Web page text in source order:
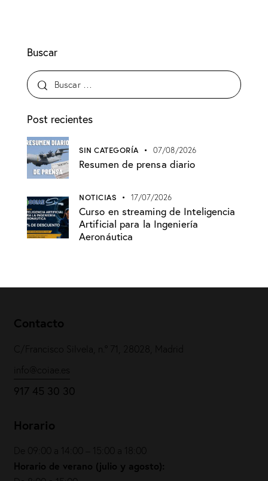
Buscar
Post recientes
SIN CATEGORÍA 07/08/2026
Resumen de prensa diario
NOTICIAS 17/07/2026
Curso en streaming de Inteligencia
Artificial para la Ingeniería
Aeronáutica
Contacto
C/Francisco Silvela, n.º 71, 28028, Madrid
917 45 30 30
Horario
De 09:00 a 14:00 – 15:00 a 18:00
Horario de verano (julio y agosto):